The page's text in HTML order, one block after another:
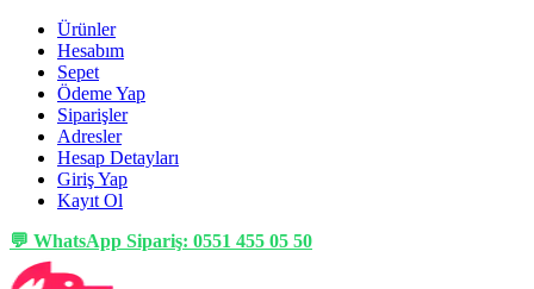
Ürünler
Hesabım
Sepet
Ödeme Yap
Siparişler
Adresler
Hesap Detayları
Giriş Yap
Kayıt Ol
💬 WhatsApp Sipariş: 0551 455 05 50